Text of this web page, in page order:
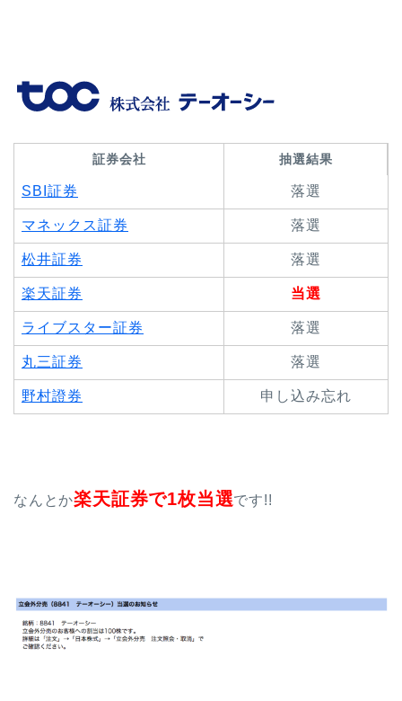
証券会社 抽選結果
SBI証券 落選
マネックス証券 落選
松井証券 落選
楽天証券 当選
ライブスター証券 落選
丸三証券 落選
野村證券 申し込み忘れ
なんとか楽天証券で1枚当選です!!